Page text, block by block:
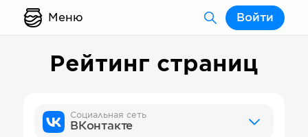
Меню Войти
Рейтинг страниц
Социальная сеть
ВКонтакте